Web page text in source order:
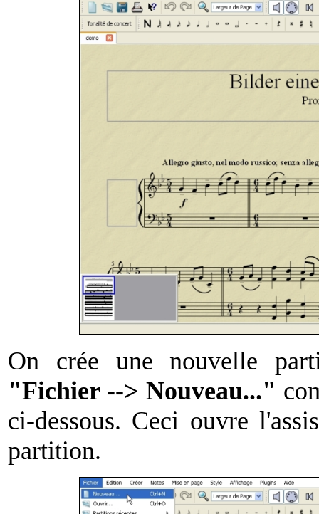
On crée une nouvelle
"Fichier --> Nouveau..."
ci-dessous. Ceci ouvre
partition.